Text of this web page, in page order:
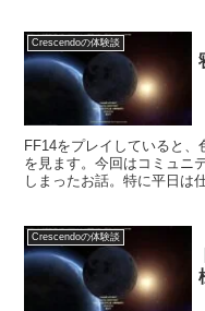
Crescendoの体験談
FF14をプレイしていると
を見ます。今回はコミュニ
しまったお話。特に平日は
Crescendoの体験談